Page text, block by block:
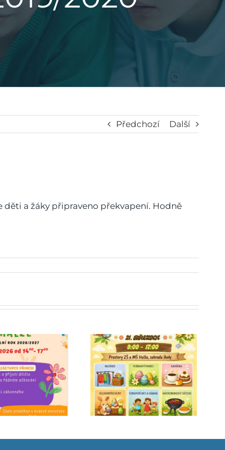
Předchozí Další
děti a žáky připraveno překvapení. Hodně
Jarmark